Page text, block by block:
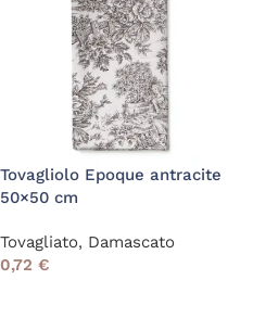
Tovagliolo Epoque antracite
50×50 cm
Tovagliato, Damascato
0,72 €